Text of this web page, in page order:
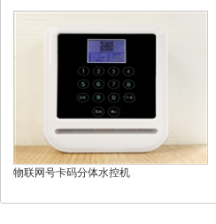
物联网号卡码分体水控机